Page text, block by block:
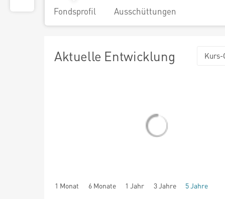
Fondsprofil Ausschüttungen
Aktuelle Entwicklung Kurs-
1 Monat 6 Monate 1 Jahr 3 Jahre 5 Jahre